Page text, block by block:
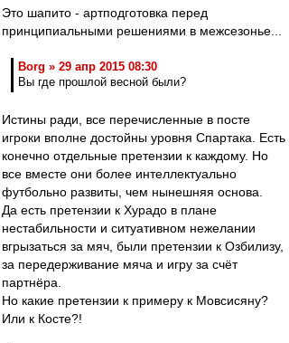
Это шапито - артподготовка перед
принципиальными решениями в межсезонье...
Borg » 29 апр 2015 08:30
Вы где прошлой весной были?
Истины ради, все перечисленные в посте
игроки вполне достойны уровня Спартака. Есть
конечно отдельные претензии к каждому. Но
все вместе они более интеллектуально
футбольно развиты, чем нынешняя основа.
Да есть претензии к Хурадо в плане
нестабильности и ситуативном нежелании
вгрызаться за мяч, были претензии к Озбилизу,
за передерживание мяча и игру за счёт
партнёра.
Но какие претензии к примеру к Мовсисяну?
Или к Косте?!